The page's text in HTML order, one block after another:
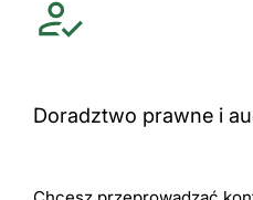
Doradztwo prawne i